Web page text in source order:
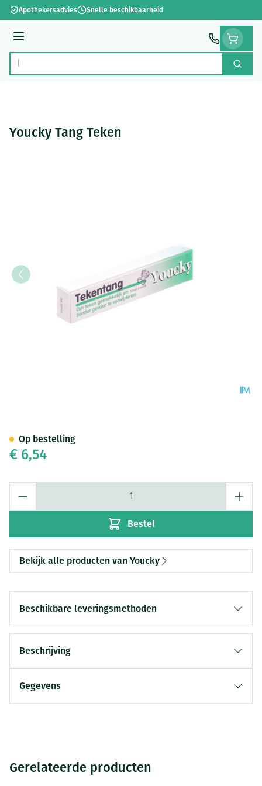
Ga naar de inhoud
Apothekersadvies Snelle beschikbaarheid
Menu
Product, merk, categorie... Zoek
Youcky Tang Teken
€ 6,54
Bestel
Op bestelling
Bekijk alle producten van Youcky
Beschikbare leveringsmethoden
Beschrijving
Gegevens
Gerelateerde producten